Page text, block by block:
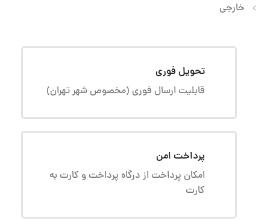
خارجی
تحویل فوری
قابلیت ارسال فوری (مخصوص شهر تهران)
پرداخت امن
امکان پرداخت از درگاه پرداخت و کارت به
کارت